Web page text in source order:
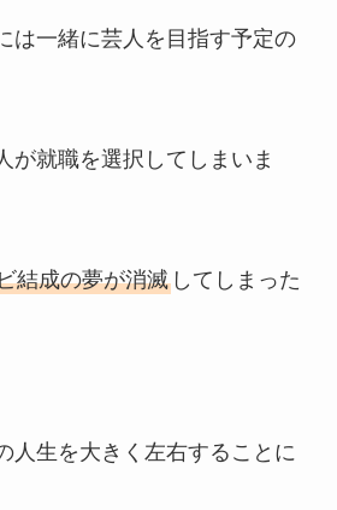
は一緒に芸人を目指す予定の
が就職を選択してしまいま
結成の夢が消滅してしまった
人生を大きく左右することに